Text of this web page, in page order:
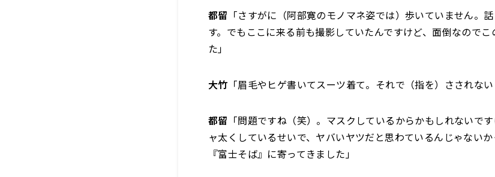
都留 「さすがに（阿部寛のモノマネ姿では）歩いていません。
す。でもここに来る前も撮影していたんですけど、面倒なので
た」
大竹 「眉毛やヒゲ書いてスーツ着て。それで（指を）さされない
都留 「問題ですね（笑）。マスクしているからかもしれないで
ャ太くしているせいで、ヤバいヤツだと思わているんじゃない
『富士そば』に寄ってきました」